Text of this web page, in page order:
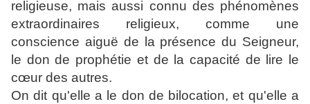
religieuse, mais aussi connu des phénomènes
extraordinaires religieux, comme une
conscience aiguë de la présence du Seigneur,
le don de prophétie et de la capacité de lire le
cœur des autres.
On dit qu'elle a le don de bilocation, et qu'elle a